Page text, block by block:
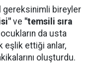
gereksinimli bireyler
ve "temsili sıra
da usta
eşlik ettiği anlar,
oluşturdu.